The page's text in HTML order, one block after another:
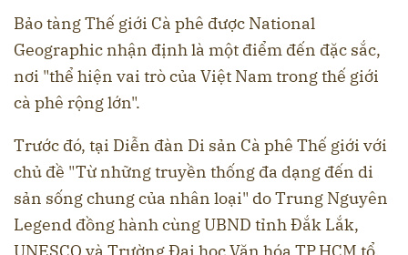
Bảo tàng Thế giới Cà phê được National
Geographic nhận định là một điểm đến đặc sắc,
nơi "thể hiện vai trò của Việt Nam trong thế giới
cà phê rộng lớn".
Trước đó, tại Diễn đàn Di sản Cà phê Thế giới với
chủ đề "Từ những truyền thống đa dạng đến di
sản sống chung của nhân loại" do Trung Nguyên
Legend đồng hành cùng UBND tỉnh Đắk Lắk,
UNESCO và Trường Đại học Văn hóa TP.HCM tổ